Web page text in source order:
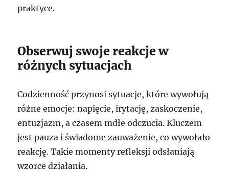
praktyce.
Obserwuj swoje reakcje w
różnych sytuacjach
Codzienność przynosi sytuacje, które wywołują
różne emocje: napięcie, irytację, zaskoczenie,
entuzjazm, a czasem mdłe odczucia. Kluczem
jest pauza i świadome zauważenie, co wywołało
reakcję. Takie momenty refleksji odsłaniają
wzorce działania.